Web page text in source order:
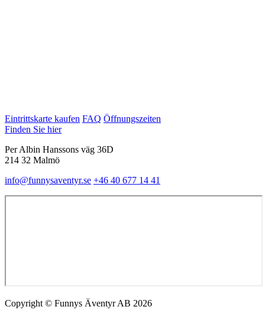
Eintrittskarte kaufen FAQ Öffnungszeiten
Finden Sie hier
Per Albin Hanssons väg 36D
214 32 Malmö
info@funnysaventyr.se +46 40 677 14 41
Copyright © Funnys Äventyr AB 2026